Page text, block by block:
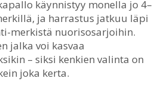
käynnistyy monella jo 4–
ja harrastus jatkuu läpi
merkistä nuorisosarjoihin.
jalka voi kasvaa
– siksi kenkien valinta on
joka kerta.